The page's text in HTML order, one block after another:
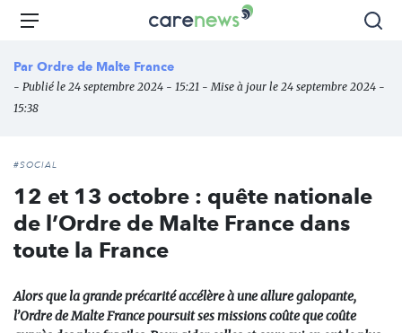
Aller
principal
Carenews,
des
Menu
Par Ordre de Malte France
- Publié le 24 septembre 2024 - 15:21 - Mise à jour le 24 septembre 2024 -
15:38
#SOCIAL
12 et 13 octobre : quête nationale
de l’Ordre de Malte France dans
toute la France
Alors que la grande précarité accélère à une allure galopante,
l’Ordre de Malte France poursuit ses missions coûte que coûte